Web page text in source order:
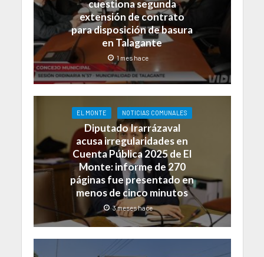
cuestiona segunda
extensión de contrato
para disposición de basura
en Talagante
1 mes hace
EL MONTE NOTICIAS COMUNALES
Diputado Irarrázaval
acusa irregularidades en
Cuenta Pública 2025 de El
Monte: informe de 270
páginas fue presentado en
menos de cinco minutos
3 meses hace